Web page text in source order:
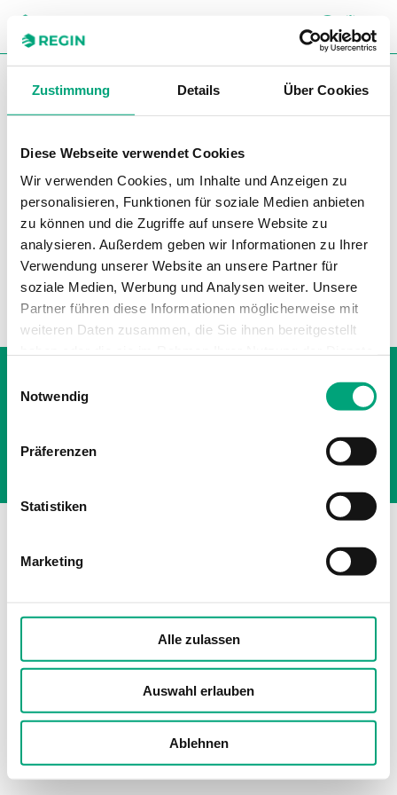
Zustimmung Details Über Cookies
Diese Webseite verwendet Cookies
Wir verwenden Cookies, um Inhalte und Anzeigen zu
personalisieren, Funktionen für soziale Medien anbieten
zu können und die Zugriffe auf unsere Website zu
analysieren. Außerdem geben wir Informationen zu Ihrer
Verwendung unserer Website an unsere Partner für
soziale Medien, Werbung und Analysen weiter. Unsere
Partner führen diese Informationen möglicherweise mit
weiteren Daten zusammen, die Sie ihnen bereitgestellt
Notwendig
Präferenzen
Statistiken
Marketing
Alle zulassen
Auswahl erlauben
Ablehnen
You are here:
Regin Produkte Sonstiges
Wärmezähler
Kompakte Ultraschall-
Wärmezähler mit
Gewinde
Filter
Unsere Produkte
Impressum